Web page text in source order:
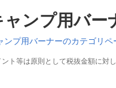
ャンプ用バー
ンプ用バーナーのカテゴリペ
ント等は原則として税抜金額に対